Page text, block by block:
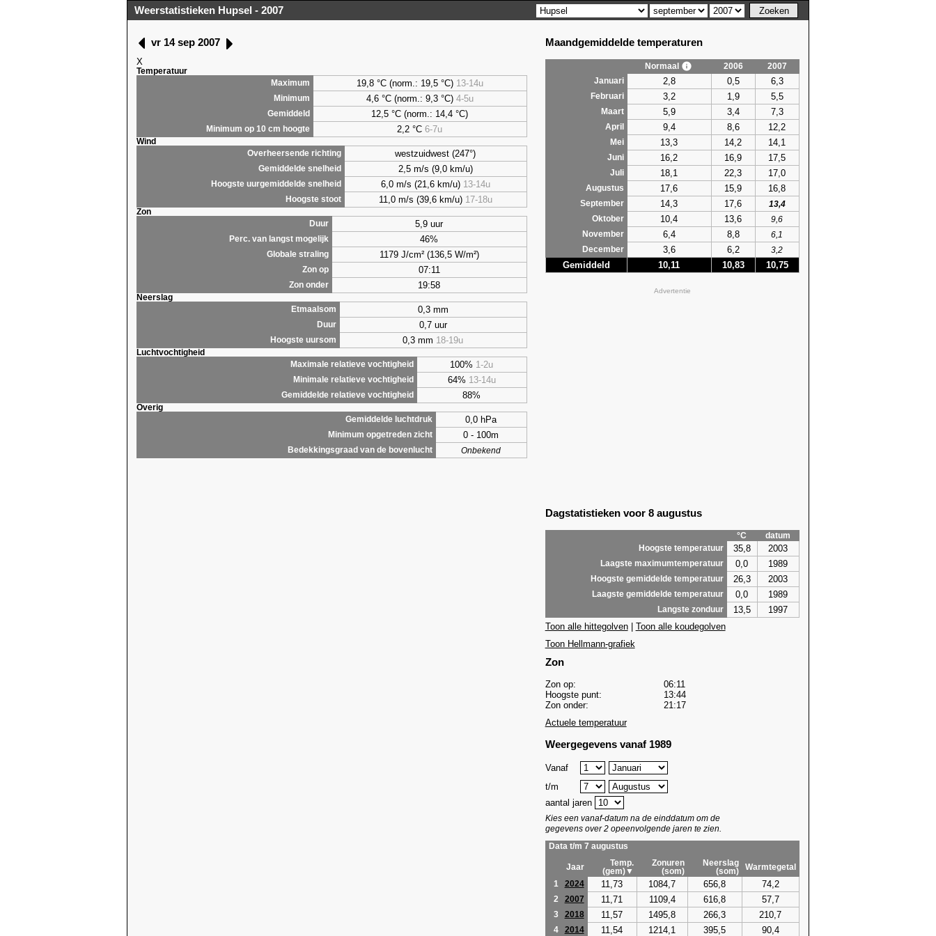
Weerstatistieken Hupsel - 2007
vr 14 sep 2007
X
Temperatuur
Maximum
19,8 °C (norm.: 19,5 °C) 13-14u
Minimum 4,6°C (norm.: 9,3 °C) 4-5u
Gemiddeld 12,5 °C (norm.: 14,4 °C)
Minimum op 10 cm hoogte 2,2 °C6-7u
Wind
Overheersende richting
westzuidwest (247°)
Gemiddelde snelheid 2,5 m/s (9,0 km/u)
Hoogste uurgemiddelde snelheid 6,0 m/s (21,6 km/u) 13-14u
Hoogste stoot 11,0 m/s (39,6 km/u) 17-18u
Zon
Duur
5,9 uur
Perc. van langst mogelijk 46%
Globale straling 1179 J/cm² (136,5 W/m²)
Zon op 07:11
Zon onder 19:58
Neerslag
Etmaalsom
0,3 mm
Duur 0,7 uur
Hoogste uursom 0,3 mm 18-19u
Luchtvochtigheid
Maximale relatieve vochtigheid
100% 1-2u
Minimale relatieve vochtigheid 64% 13-14u
Gemiddelde relatieve vochtigheid 88%
Overig
Gemiddelde luchtdruk
0,0 hPa
Minimum opgetreden zicht 0 - 100m
Bedekkingsgraad van de bovenlucht Onbekend
Maandgemiddelde temperaturen
Normaal 2006
2007
Januari
2,8 0,5 6,3
Februari 3,2 1,9 5,5
Maart 5,9 3,4 7,3
April 9,4 8,6 12,2
Mei 13,3 14,2 14,1
Juni 16,2 16,9 17,5
Juli 18,1 22,3 17,0
Augustus 17,6 15,9 16,8
September 14,3 17,6
13,4
Oktober
10,4 13,6
9,6
November
6,4 8,8
6,1
December
3,6 6,2 3,2
Gemiddeld 10,11 10,83 10,75
Advertentie
Dagstatistieken voor 8 augustus
°C
datum
Hoogste temperatuur
35,8 2003
Laagste maximumtemperatuur 0,0 1989
Hoogste gemiddelde temperatuur 26,3 2003
Laagste gemiddelde temperatuur 0,0 1989
Langste zonduur 13,5
1997
Toon alle hittegolven| Toon alle koudegolven
Toon Hellmann-grafiek
Zon
Zon op:
06:11
Hoogste punt:
13:44
Zon onder:
21:17
Actuele temperatuur
Weergegevens vanaf 1989
Vanaf
t/m
aantal jaren
Kies een vanaf-datum na de einddatum om de
gegevens over 2 opeenvolgende jaren te zien.
Data t/m 7 augustus
Jaar
Temp.
(gem)▼
Zonuren
(som)
Neerslag
(som)
Warmtegetal
1
2024 11,73 1084,7 656,8 74,2
2 2007 11,71 1109,4 616,8 57,7
3 2018 11,57 1495,8 266,3 210,7
4 2014 11,54 1214,1 395,5 90,4